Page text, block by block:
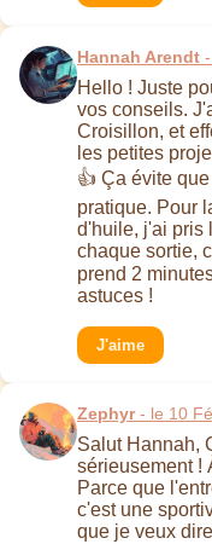
Hannah Arendt
Hello ! Juste
vos conseils.
Croisillon, et
les petites
👍 Ça évite
pratique. Pour
d'huile, j'ai pris
chaque sortie,
prend 2
astuces !
J'aime
Zephyr- le 10
Salut Hannah,
sérieusement !
Parce que
c'est une
que je veux